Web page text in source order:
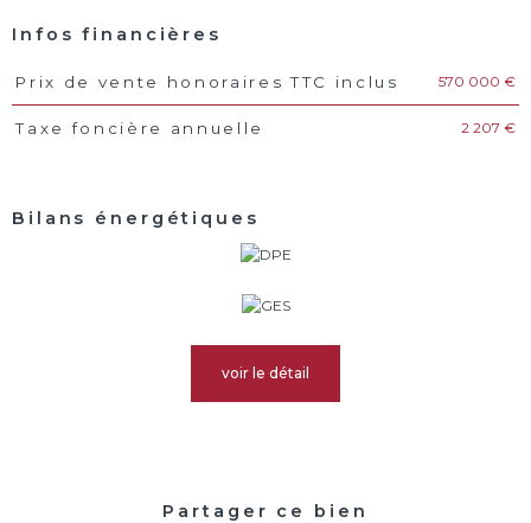
Infos financières
Caractéristiques Valeurs
Prix de vente honoraires TTC inclus 570 000 €
Taxe foncière annuelle 2 207 €
Bilans énergétiques
voir le détail
Partager ce bien